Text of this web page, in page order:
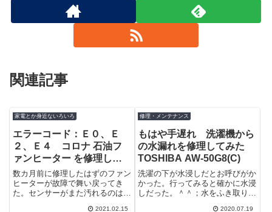
関連記事
家電とか身近ないろいろ
エラーコード：Ｅ０、Ｅ
２、Ｅ４ コロナ 石油フ
ァンヒーター を修理して
みた FH-EX301Y
数カ月前に修理したはずのファン
ヒーターが故障で舞い戻ってき
た。センサーがまた汚れるのは
2021.02.15
修理・メンテナンス
もはや手遅れ 洗濯機から
の水漏れを修理してみた
TOSHIBA AW-50G8(C)
洗濯の下が水浸しだとお呼びがか
かった。行ってみると確かに水浸
しだった。＾＾；水をふき取り埃
2020.07.19